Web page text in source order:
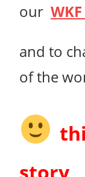
our
and to
of the
story